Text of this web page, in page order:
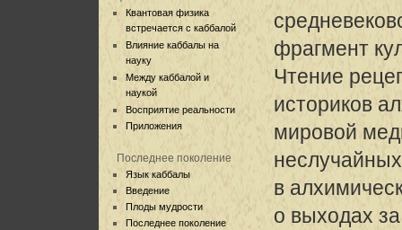
Квантовая физика
встречается с каббалой
Влияние каббалы на
науку
Между каббалой и
наукой
Восприятие реальности
Приложения
Последнее поколение
Язык каббалы
Введение
Плоды мудрости
Последнее поколение
фрагмент
Чтение
историков
мировой
в
о выходах за